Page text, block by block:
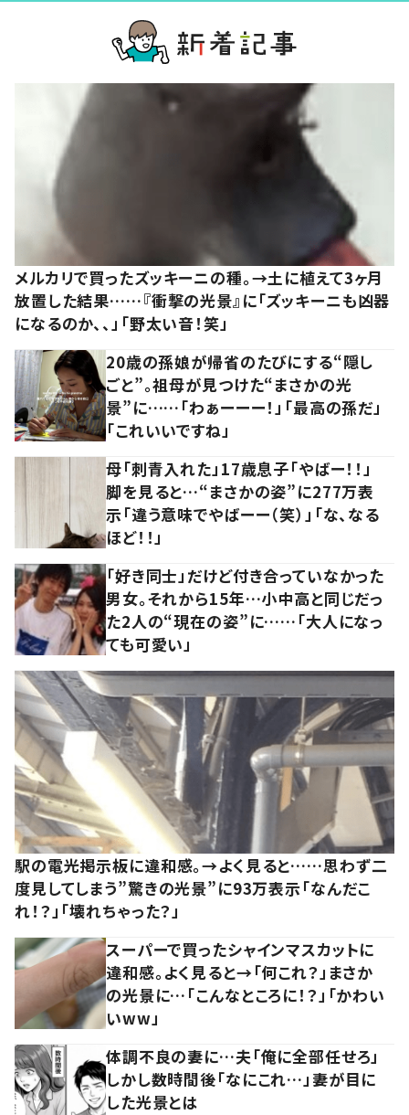
メルカリで買ったズッキーニの種。→土に植えて3ヶ月
放置した結果……『衝撃の光景』に「ズッキーニも凶器
になるのか、、」「野太い音！笑」
20歳の孫娘が帰省のたびにする“隠し
ごと”。祖母が見つけた“まさかの光
景”に……「わぁーーー！」「最高の孫だ」
「これいいですね」
母「刺青入れた」17歳息子「やばー！！」
脚を見ると…“まさかの姿”に277万表
示「違う意味でやばーー（笑）」「な、なる
ほど！！」
「好き同士」だけど付き合っていなかった
男女。それから15年…小中高と同じだっ
た2人の“現在の姿”に……「大人になっ
ても可愛い」
駅の電光掲示板に違和感。→よく見ると……思わず二
度見してしまう”驚きの光景”に93万表示「なんだこ
れ！？」「壊れちゃった？」
スーパーで買ったシャインマスカットに
違和感。よく見ると→「何これ？」まさか
の光景に…「こんなところに！？」「かわい
いww」
体調不良の妻に…夫「俺に全部任せろ」
しかし数時間後「なにこれ…」妻が目に
した光景とは